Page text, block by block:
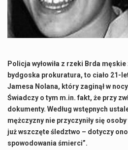
Policja wyłowiła z rzeki Brda
bydgoska prokuratura, to ciało 21-
Jamesa Nolana, który zaginął w
Świadczy o tym m.in. fakt, że przy
dokumenty. Według wstępnych
mężczyzny nie przyczyniły się
już wszczęte śledztwo – dotyczy
spowodowania śmierci”.